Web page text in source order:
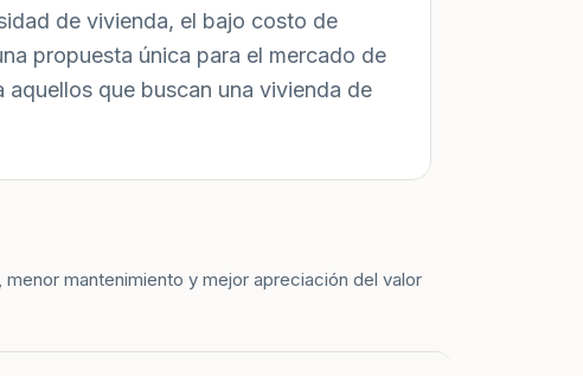
de vivienda, el bajo costo de
propuesta única para el mercado de
que buscan una vivienda de
menor mantenimiento y mejor apreciación del valor